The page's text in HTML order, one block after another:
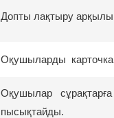
Допты лақтыру арқылы
Оқушыларды
Оқушылар
пысықтайды.